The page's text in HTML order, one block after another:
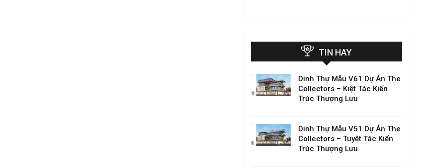
TIN HAY
Dinh Thự Mẫu V61 Dự Án The
Collectors – Kiệt Tác Kiến
Trúc Thượng Lưu
Dinh Thự Mẫu V51 Dự Án The
Collectors – Tuyệt Tác Kiến
Trúc Thượng Lưu